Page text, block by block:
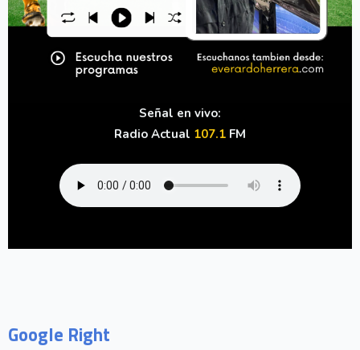
Señal en vivo:
Radio Actual 107.1 FM
Google Right